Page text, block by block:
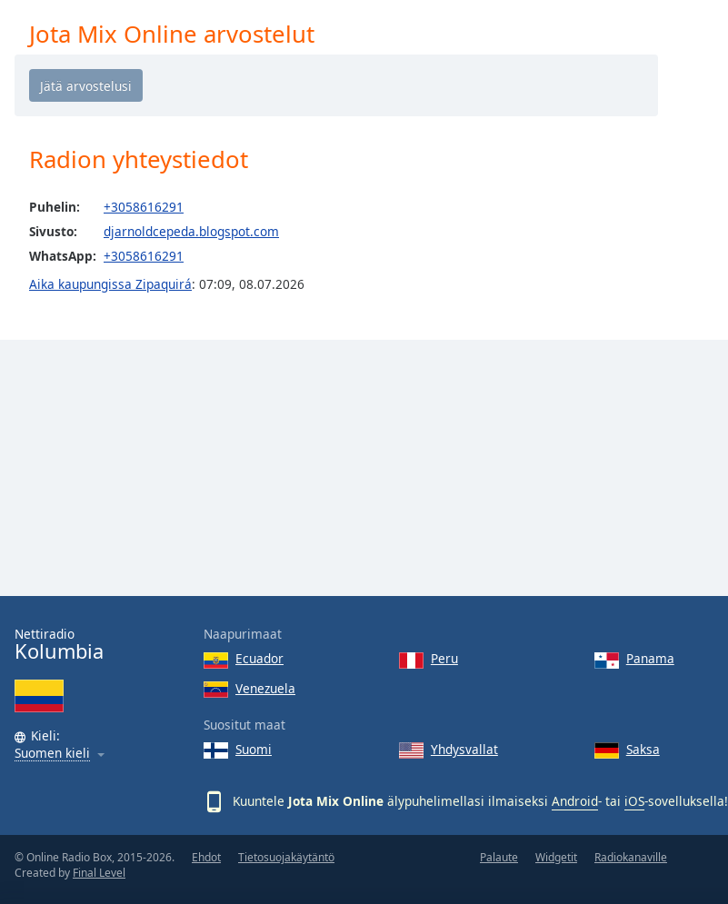
cancel
Size
Text
Edge
Done
Jota Mix Online arvostelut
Radion yhteystiedot
Puhelin:
+3058616291
Sivusto:
djarnoldcepeda.blogspot.com
WhatsApp: +3058616291
Aika kaupungissa Zipaquirá: 07:09, 08.07.2026
Nettiradio
Kolumbia
Kieli:
Suomen kieli
Naapurimaat
Ecuador
Peru Panama
Venezuela
Suositut maat
Suomi
Yhdysvallat Saksa
Kuuntele Jota Mix Online älypuhelimellasi ilmaiseksi Android- tai iOS-sovelluksella!
© Online Radio Box, 2015-2026.
Created by Final Level
Ehdot Tietosuojakäytäntö Palaute Widgetit Radiokanaville